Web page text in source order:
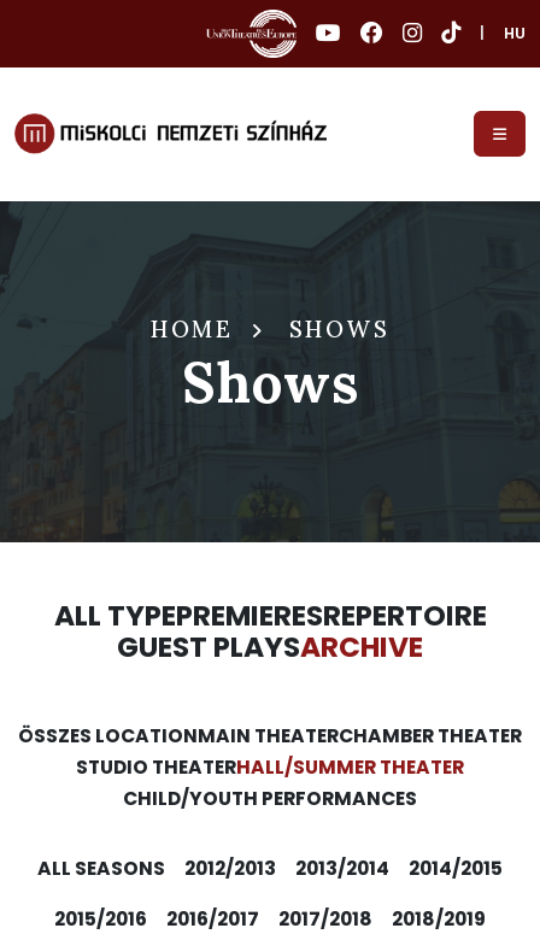
HU
HOME SHOWS
Shows
ALL TYPEPREMIERESREPERTOIRE
GUEST PLAYSARCHIVE
ÖSSZES LOCATIONMAIN THEATERCHAMBER THEATER
STUDIO THEATERHALL/SUMMER THEATER
CHILD/YOUTH PERFORMANCES
ALL SEASONS 2012/2013 2013/2014
2014/2015
2015/2016
2016/2017 2017/2018
2018/2019